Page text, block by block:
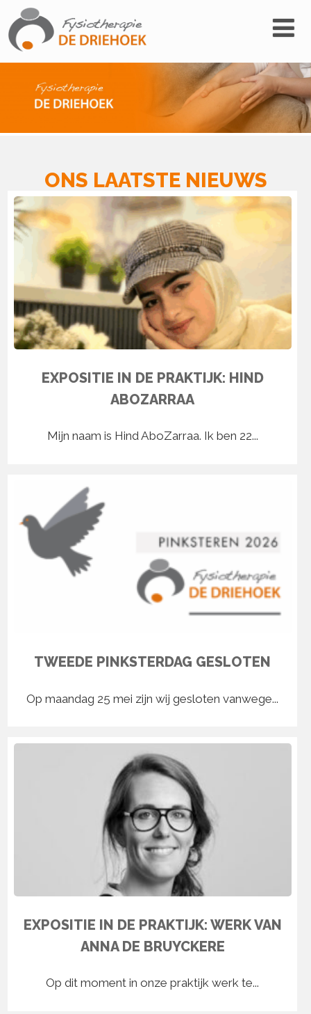
ONS LAATSTE NIEUWS
EXPOSITIE IN DE PRAKTIJK: HIND
ABOZARRAA
Mijn naam is Hind AboZarraa. Ik ben 22...
TWEEDE PINKSTERDAG GESLOTEN
Op maandag 25 mei zijn wij gesloten vanwege...
EXPOSITIE IN DE PRAKTIJK: WERK VAN
ANNA DE BRUYCKERE
Op dit moment in onze praktijk werk te...